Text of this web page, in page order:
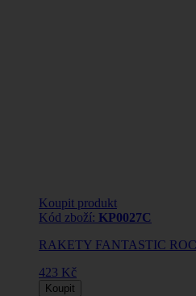
Koupit produkt
Kód zboží: KP0027C
RAKETY FANTASTIC
423 Kč
Koupit